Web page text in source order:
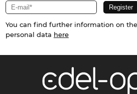
You can find further information on
personal data here